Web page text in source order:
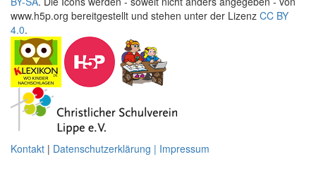
www.h5p.org bereitgestellt und stehen unter der Lizenz CC BY
4.0.
Kontakt | Datenschutzerklärung | Impressum